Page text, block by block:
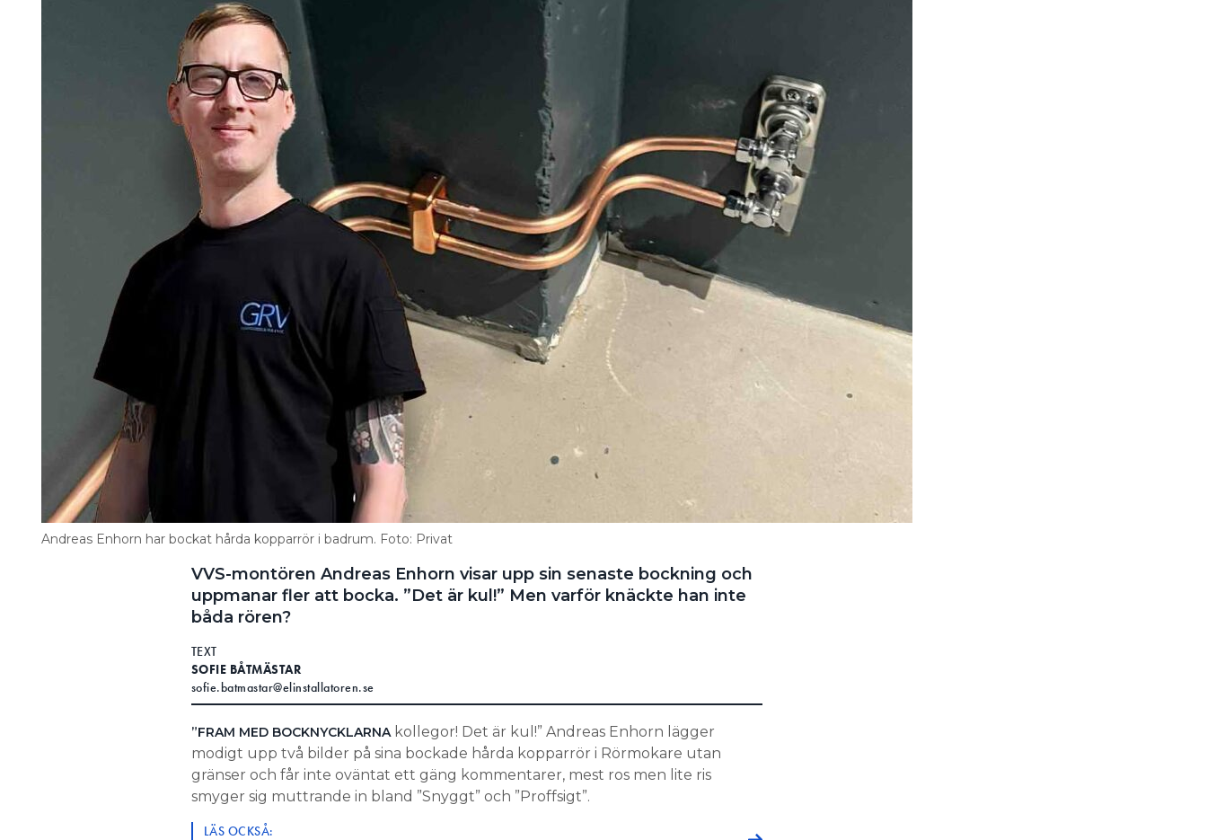
Information om GDPR
Andreas Enhorn har bockat hårda kopparrör i badrum. Foto: Privat
VVS-montören Andreas Enhorn visar upp sin senaste bockning och
uppmanar fler att bocka. ”Det är kul!” Men varför knäckte han inte
båda rören?
TEXT
SOFIE BÅTMÄSTAR
sofie.batmastar@elinstallatoren.se
”FRAM MED BOCKNYCKLARNAkollegor! Det är kul!” Andreas Enhorn lägger
modigt upp två bilder på sina bockade hårda kopparrör i Rörmokare utan
gränser och får inte oväntat ett gäng kommentarer, mest ros men lite ris
smyger sig muttrande in bland ”Snyggt” och ”Proffsigt”.
LÄS OCKSÅ: